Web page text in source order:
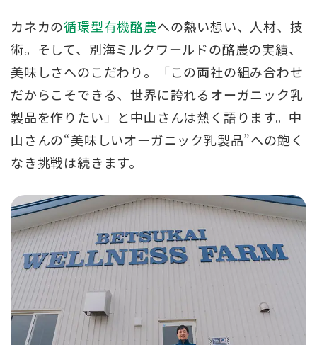
カネカの循環型有機酪農への熱い想い、人材、技
術。そして、別海ミルクワールドの酪農の実績、
美味しさへのこだわり。「この両社の組み合わせ
だからこそできる、世界に誇れるオーガニック乳
製品を作りたい」と中山さんは熱く語ります。中
山さんの“美味しいオーガニック乳製品”への飽く
なき挑戦は続きます。